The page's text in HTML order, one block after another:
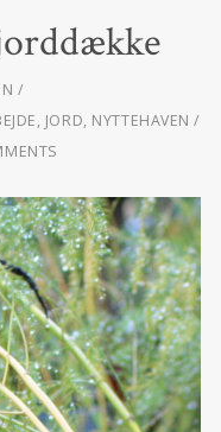
, JORD, NYTTEHAVEN